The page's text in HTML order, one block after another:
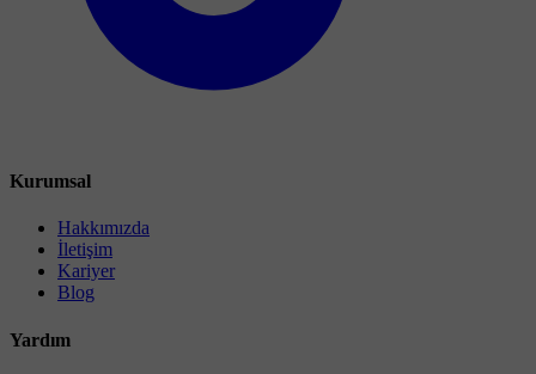
Kurumsal
Hakkımızda
İletişim
Kariyer
Blog
Yardım